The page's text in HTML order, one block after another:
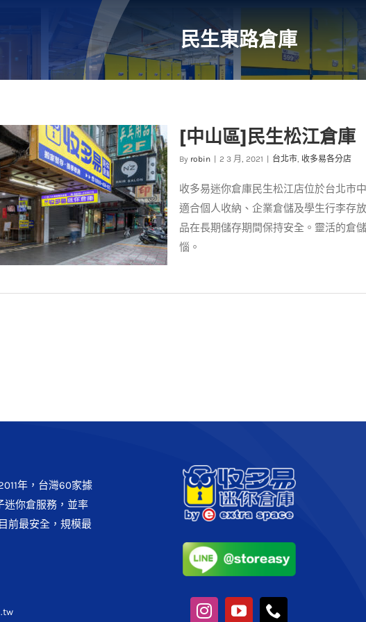
民生東路倉庫
[中山區]民生松江倉庫
By robin 2 3 月, 2021 台北市, 收多易各分店
收多易迷你倉庫民生松江店位於台北市
適合個人收納、企業倉儲及學生行李存
品在長期儲存期間保持安全。靈活的倉
惱。
年，台灣60家據
迷你倉服務，並率
前最安全，規模最